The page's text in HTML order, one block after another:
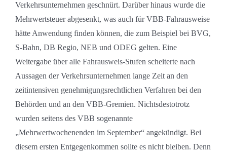
Verkehrsunternehmen geschnürt. Darüber hinaus wurde die
Mehrwertsteuer abgesenkt, was auch für VBB-Fahrausweise
hätte Anwendung finden können, die zum Beispiel bei BVG,
S-Bahn, DB Regio, NEB und ODEG gelten. Eine
Weitergabe über alle Fahrausweis-Stufen scheiterte nach
Aussagen der Verkehrsunternehmen lange Zeit an den
zeitintensiven genehmigungsrechtlichen Verfahren bei den
Behörden und an den VBB-Gremien. Nichtsdestotrotz
wurden seitens des VBB sogenannte
„Mehrwertwochenenden im September“ angekündigt. Bei
diesem ersten Entgegenkommen sollte es nicht bleiben. Denn